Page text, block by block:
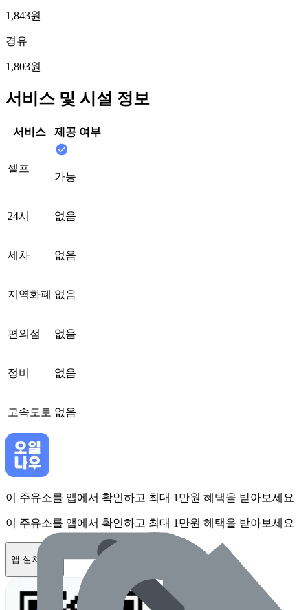
1,843원
경유
1,803원
서비스 및 시설 정보
서비스 제공 여부
셀프
가능
24시 없음
세차 없음
지역화폐 없음
편의점 없음
정비 없음
고속도로 없음
이 주유소를 앱에서 확인하고 최대 1만원 혜택을 받아보세요
이 주유소를 앱에서 확인하고 최대 1만원 혜택을 받아보세요
앱 설치하기